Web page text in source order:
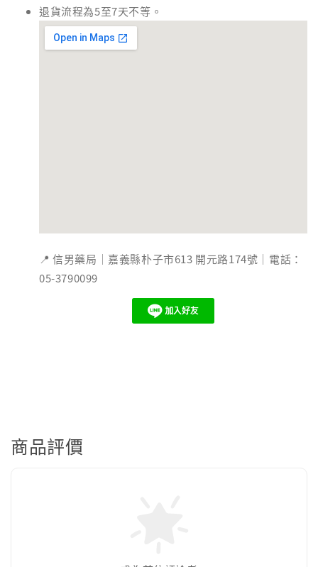
退貨流程為5至7天不等。
📍 信男藥局｜嘉義縣朴子市613 開元路174號｜電話：
05-3790099
商品評價